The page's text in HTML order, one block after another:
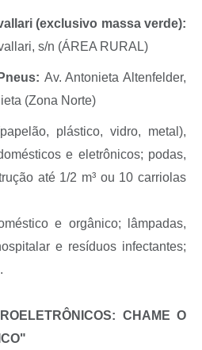
(exclusivo massa verde):
s/n (ÁREA RURAL)
Av. Antonieta Altenfelder,
(Zona Norte)
plástico, vidro, metal),
e eletrônicos; podas,
até 1/2 m³ ou 10 carriolas
e orgânico; lâmpadas,
e resíduos infectantes;
CHAME O